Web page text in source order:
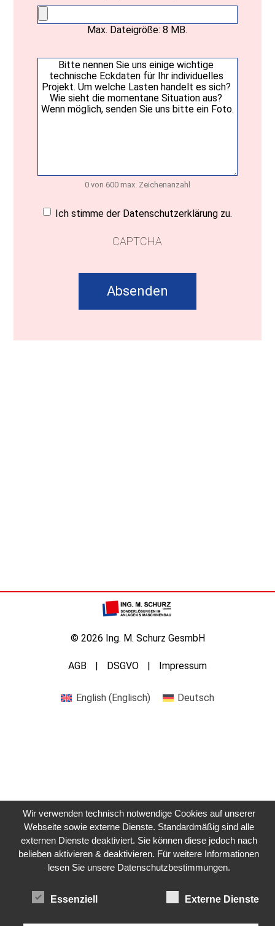
Max. Dateigröße: 8 MB.
Ihre
Nachricht(erforderlich)
0 von 600 max. Zeichenanzahl
Einwilligung(erforderlich)
Ich stimme der Datenschutzerklärung zu.
CAPTCHA
© 2026 Ing. M. Schurz GesmbH
AGB DSGVO Impressum
English(Englisch) Deutsch
Wir verwenden technisch notwendige Cookies auf unserer
Webseite sowie externe Dienste. Standardmäßig sind alle
externen Dienste deaktiviert. Sie können diese jedoch nach
belieben aktivieren & deaktivieren. Für weitere Informationen
lesen Sie unsere Datenschutzbestimmungen.
Essenziell Externe Dienste